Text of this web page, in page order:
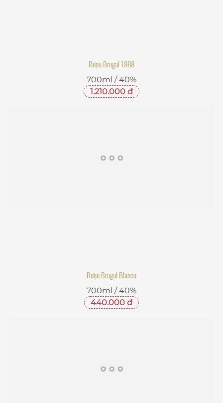
Rượu Brugal 1888
700ml / 40%
1.210.000 đ
Rượu Brugal Blanco
700ml / 40%
440.000 đ